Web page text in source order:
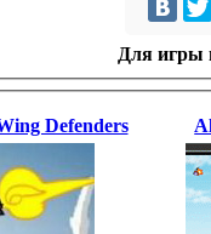
Для игры
Defenders